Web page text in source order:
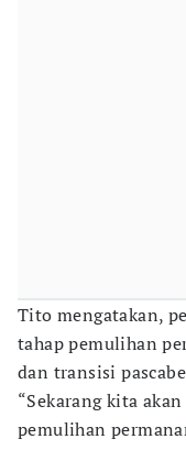
Tito mengatakan,
tahap pemulihan
dan transisi
“Sekarang kita
pemulihan